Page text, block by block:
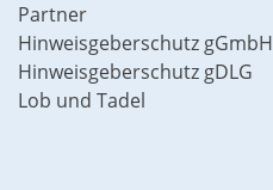
Partner
Hinweisgeberschutz gGmbH
Hinweisgeberschutz gDLG
Lob und Tadel